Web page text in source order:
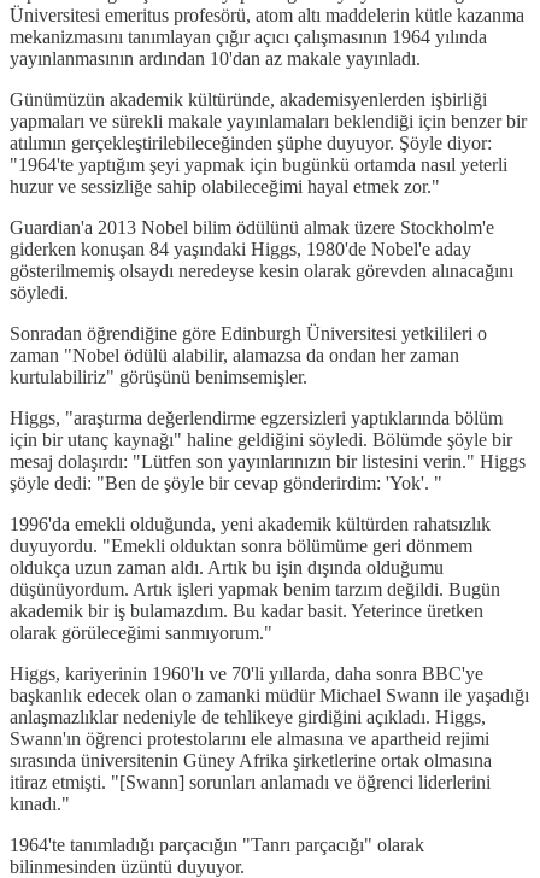
Üniversitesi emeritus profesörü, atom altı maddelerin kütle kazanma
mekanizmasını tanımlayan çığır açıcı çalışmasının 1964 yılında
yayınlanmasının ardından 10'dan az makale yayınladı.
Günümüzün akademik kültüründe, akademisyenlerden işbirliği
yapmaları ve sürekli makale yayınlamaları beklendiği için benzer bir
atılımın gerçekleştirilebileceğinden şüphe duyuyor. Şöyle diyor:
"1964'te yaptığım şeyi yapmak için bugünkü ortamda nasıl yeterli
huzur ve sessizliğe sahip olabileceğimi hayal etmek zor."
Guardian'a 2013 Nobel bilim ödülünü almak üzere Stockholm'e
giderken konuşan 84 yaşındaki Higgs, 1980'de Nobel'e aday
gösterilmemiş olsaydı neredeyse kesin olarak görevden alınacağını
söyledi.
Sonradan öğrendiğine göre Edinburgh Üniversitesi yetkilileri o
zaman "Nobel ödülü alabilir, alamazsa da ondan her zaman
kurtulabiliriz" görüşünü benimsemişler.
Higgs, "araştırma değerlendirme egzersizleri yaptıklarında bölüm
için bir utanç kaynağı" haline geldiğini söyledi. Bölümde şöyle bir
mesaj dolaşırdı: "Lütfen son yayınlarınızın bir listesini verin." Higgs
şöyle dedi: "Ben de şöyle bir cevap gönderirdim: 'Yok'. "
1996'da emekli olduğunda, yeni akademik kültürden rahatsızlık
duyuyordu. "Emekli olduktan sonra bölümüme geri dönmem
oldukça uzun zaman aldı. Artık bu işin dışında olduğumu
düşünüyordum. Artık işleri yapmak benim tarzım değildi. Bugün
akademik bir iş bulamazdım. Bu kadar basit. Yeterince üretken
olarak görüleceğimi sanmıyorum."
Higgs, kariyerinin 1960'lı ve 70'li yıllarda, daha sonra BBC'ye
başkanlık edecek olan o zamanki müdür Michael Swann ile yaşadığı
anlaşmazlıklar nedeniyle de tehlikeye girdiğini açıkladı. Higgs,
Swann'ın öğrenci protestolarını ele almasına ve apartheid rejimi
sırasında üniversitenin Güney Afrika şirketlerine ortak olmasına
itiraz etmişti. "[Swann] sorunları anlamadı ve öğrenci liderlerini
kınadı."
1964'te tanımladığı parçacığın "Tanrı parçacığı" olarak
bilinmesinden üzüntü duyuyor.